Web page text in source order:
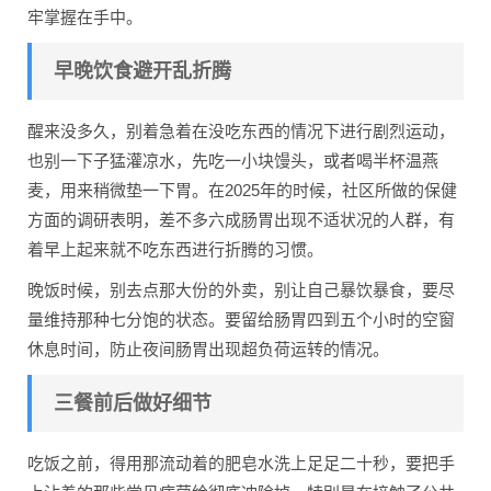
牢掌握在手中。
早晚饮食避开乱折腾
醒来没多久，别着急着在没吃东西的情况下进行剧烈运动，
也别一下子猛灌凉水，先吃一小块馒头，或者喝半杯温燕
麦，用来稍微垫一下胃。在2025年的时候，社区所做的保健
方面的调研表明，差不多六成肠胃出现不适状况的人群，有
着早上起来就不吃东西进行折腾的习惯。
晚饭时候，别去点那大份的外卖，别让自己暴饮暴食，要尽
量维持那种七分饱的状态。要留给肠胃四到五个小时的空窗
休息时间，防止夜间肠胃出现超负荷运转的情况。
三餐前后做好细节
吃饭之前，得用那流动着的肥皂水洗上足足二十秒，要把手